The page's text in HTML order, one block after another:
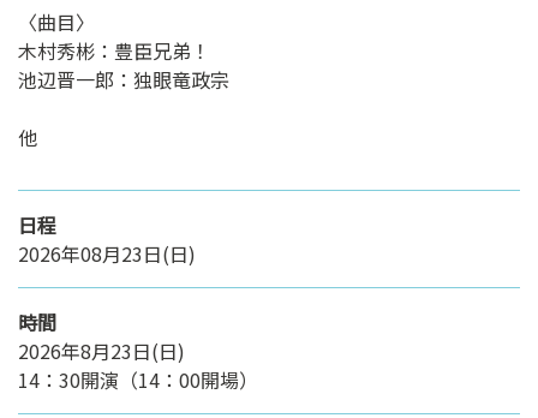
〈曲目〉
木村秀彬：豊臣兄弟！
池辺晋一郎：独眼竜政宗
他
日程
2026年08月23日(日)
時間
2026年8月23日(日)
14：30開演（14：00開場）